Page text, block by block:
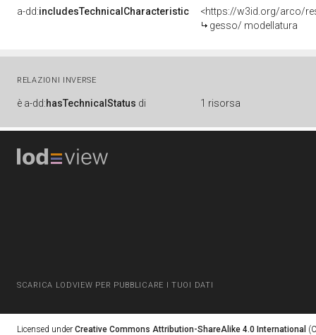
a-dd:includesTechnicalCharacteristic
<https://w3id.org/arco/
gesso/ modellatura
RELAZIONI INVERSE
è a-dd:hasTechnicalStatus di 1 risorsa
SCARICA LODVIEW PER PUBBLICARE I TUOI DATI
Licensed under Creative Commons Attribution-ShareAlike 4.0 International